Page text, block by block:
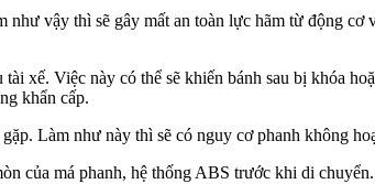
vậy thì sẽ gây mất an toàn lực hãm từ động
xế. Việc này có thể sẽ khiến bánh sau bị khóa
khẩn cấp.
Làm như này thì sẽ có nguy cơ phanh không
của má phanh, hệ thống ABS trước khi di chuyển.